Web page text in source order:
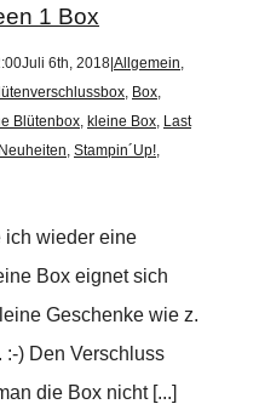
1 Box
Juli 6th, 2018 Allgemein,
, Box,
Blütenbox, kleine Box, Last
Neuheiten, Stampin´Up!,
ich wieder eine
Box eignet sich
Geschenke wie z.
:-) Den Verschluss
die Box nicht [...]